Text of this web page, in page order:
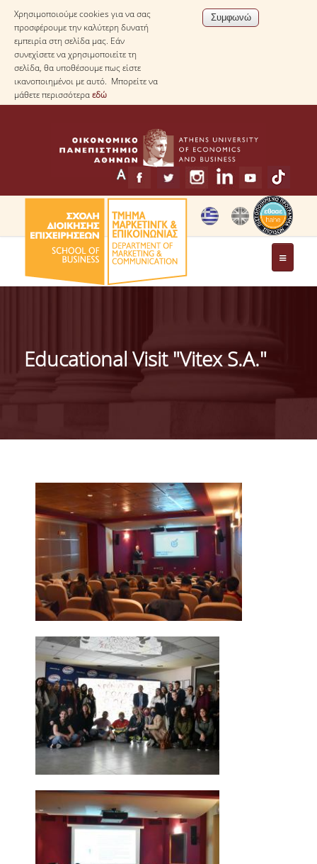
Χρησιμοποιούμε cookies για να σας
προσφέρουμε την καλύτερη δυνατή
εμπειρία στη σελίδα μας. Εάν
συνεχίσετε να χρησιμοποιείτε τη
σελίδα, θα υποθέσουμε πως είστε
ικανοποιημένοι με αυτό. Μπορείτε να
μάθετε περισσότεραεδώ
ΤΟ ΤΜΗΜΑ
ΜΑΡΚΕΤΙΝΓΚ & ΕΠΙΚΟΙΝΩΝΙΑ
ΟΡΑΜΑ, ΑΠΟΣΤΟΛΗ, ΑΞΙΕΣ, ΙΣΤΟΡΙΑ ΤΟΥ
ΑΝΘΡΩΠΙΝΟ ΔΥΝΑΜΙΚΟ
ΜΕΛΗ ΔΕΠ
Ε.ΔΙ.Π.
ΕΠΙΣΤΗΜΟΝΙΚΟΙ ΣΥΝΕΡΓΑΤΕΣ
ΔΙΟΙΚΗΤΙΚΟ ΠΡΟΣΩΠΙΚΟ
ΜΗΤΡΩΑ ΜΕΛΩΝ ΤΜΗΜΑΤΟΣ
ΕΝΤΕΤΑΛΜΕΝΟΙ ΔΙΔΑΣΚΟΝΤΕΣ ΑΚΑΔ.
ΕΤΟΥΣ '25-'26
ΠΡΟΠΤΥΧΙΑΚΕΣ ΣΠΟΥΔΕΣ
ΥΠΟΨΗΦΙΟΙ ΦΟΙΤΗΤΕΣ
ΠΡΟΓΡΑΜΜΑ ΚΑΙ ΚΑΤΕΥΘΥΝΣΕΙΣ ΣΠΟΥΔΩΝ
ΑΝΑΛΥΤΙΚΗ ΠΑΡΟΥΣΙΑΣΗ ΜΑΘΗΜΑΤΩΝ
Educational Visit "Vitex S.A."